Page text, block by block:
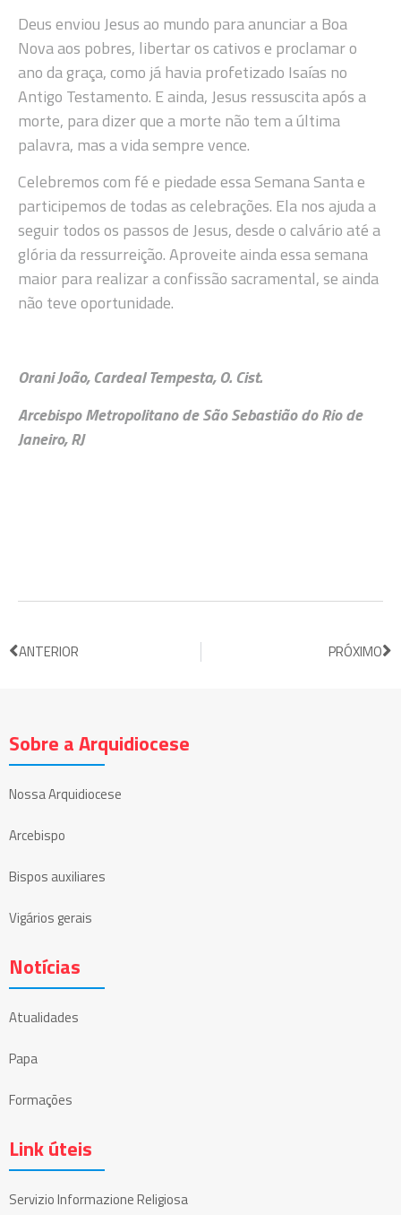
Deus enviou Jesus ao mundo para anunciar a Boa
Nova aos pobres, libertar os cativos e proclamar o
ano da graça, como já havia profetizado Isaías no
Antigo Testamento. E ainda, Jesus ressuscita após a
morte, para dizer que a morte não tem a última
palavra, mas a vida sempre vence.
Celebremos com fé e piedade essa Semana Santa e
participemos de todas as celebrações. Ela nos ajuda a
seguir todos os passos de Jesus, desde o calvário até a
glória da ressurreição. Aproveite ainda essa semana
maior para realizar a confissão sacramental, se ainda
não teve oportunidade.
Orani João, Cardeal Tempesta, O. Cist.
Arcebispo Metropolitano de São Sebastião do Rio de
Janeiro, RJ
ANTERIOR PRÓXIMO
Sobre a Arquidiocese
Nossa Arquidiocese
Arcebispo
Bispos auxiliares
Vigários gerais
Notícias
Atualidades
Papa
Formações
Link úteis
Servizio Informazione Religiosa